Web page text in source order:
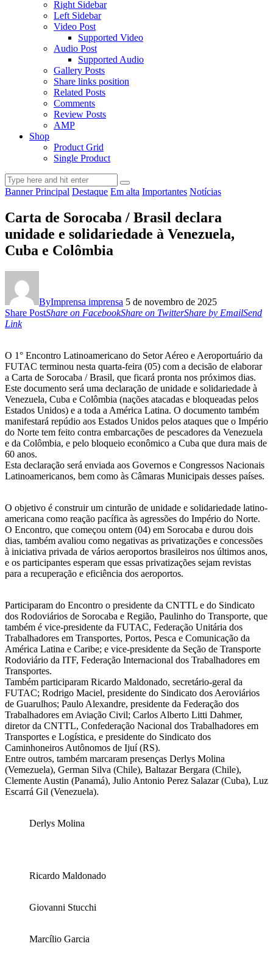
Right Sidebar
Left Sidebar
Video Post
Supported Video
Audio Post
Supported Audio
Gallery Posts
Share links position
Related Posts
Comments
Review Posts
AMP
Shop
Product Grid
Single Product
Banner Principal Destaque Em alta Importantes Notícias
Carta de Sorocaba / Brasil declara
unidade e solidariedade à Venezuela,
Cuba e Colômbia
ByImprensa imprensa 5 de novembro de 2025
Share PostShare on FacebookShare on TwitterShare by EmailSend
Link
O 1° Encontro Latinoamericano do Setor Aéreo e Aeroportuário da
FUTAC terminou nesta quarta-feira (05) com a decisão de elaborar
a Carta de Sorocaba / Brasil, que ficará pronta nos próximos dias.
Este documento será uma declaração de unidade e solidariedade à
Venezuela, Cuba e Colômbia (nações atacadas e bloqueadas pelos
Estados Unidos) e a toda a América Latina. O documento também
manifestará repúdio aos Estados Unidos pelos ataques que o Império
do Norte tem feito contra embarcações de pescadores da Venezuela
e da Colômbia, e pelo bloqueio econômico a Cuba que dura mais de
60 anos.
Esta declaração será enviada aos Governos e Congressos Nacionais
Latinoamericanos, bem como às Câmaras Municipais desses países.
O objetivo é construir um cinturão de unidade e solidariedade latino-
americana como reação pacífica às agressões do Império do Norte.
O Encontro, que começou ontem (04) em Sorocaba e durou dois
dias, também avaliou como negativas as privatizações e concessões
à iniciativa privada de vários aeroportos brasileiros nos últimos anos,
e os participantes esperam que essas privatizações sejam revistas
para a recuperação e eficiência dos aeroportos.
Participaram do Encontro o presidente da CNTTL e do Sindicato
dos Rodoviários de Sorocaba e Região, Paulinho do Transporte, que
também é vice-presidente da FUTAC, Federação Unitária dos
Trabalhadores em Transportes, Portos, Pesca e Comunicação da
América Latina e Caribe; e vice-presidente da Seção de Transporte
Rodoviário da ITF, Federação Internacional dos Trabalhadores em
Transportes.
Também participaram Ricardo Maldonado, secretário-geral da
FUTAC; Rodrigo Maciel, presidente do Sindicato dos Aeroviários
de Guarulhos; Paulo Alexandre, presidente da Federação dos
Trabalhadores em Aviação Civil; Carlos Alberto Litti Dahmer,
diretor da CNTTL, Confederação Nacional dos Trabalhadores em
Transportes e Logística, e presidente do Sindicato dos
Caminhoneiros Autônomos de Ijuí (RS).
Entre outros, também marcaram presenças Derlys Molina
(Vemezuela), German Silva (Chile), Baltazar Bergara (Chile),
Clemente Austin (Panamá), Julio Antonio Perez Salazar (Cuba), Luz
Escarrá Gil (Venezuela).
Derlys Molina
Ricardo Maldonado
Giovanni Stucchi
Marcílio Garcia